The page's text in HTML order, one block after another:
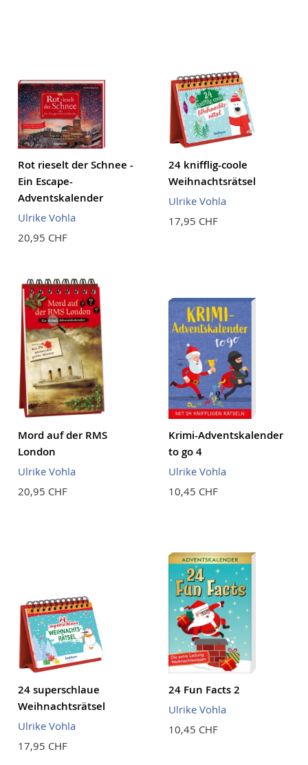
Rot rieselt der Schnee -
Ein Escape-
Adventskalender
Ulrike Vohla
20,95 CHF
24 knifflig-coole
Weihnachtsrätsel
Ulrike Vohla
17,95 CHF
Mord auf der RMS
London
Ulrike Vohla
20,95 CHF
Krimi-Adventskalender
to go 4
Ulrike Vohla
10,45 CHF
24 superschlaue
Weihnachtsrätsel
Ulrike Vohla
17,95 CHF
24 Fun Facts 2
Ulrike Vohla
10,45 CHF